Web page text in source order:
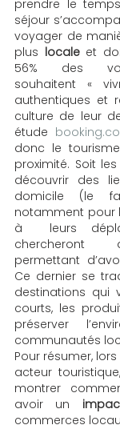
prendre le
séjour
voyager de
plus locale et
56% des
souhaitent «
authentiques et
culture de leur
étude
donc le
proximité. Soit
découvrir des
domicile (le
notamment pour
à  leurs
chercheront
permettant
Ce dernier se
destinations qui
courts, les
préserver
communautés
Pour résumer,
acteur
montrer
avoir un
commerces